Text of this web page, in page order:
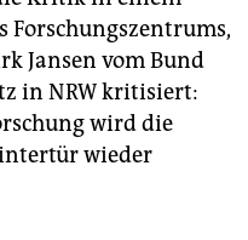
Forschungszentrums,
Jansen vom Bund
in NRW kritisiert:
wird die
wieder